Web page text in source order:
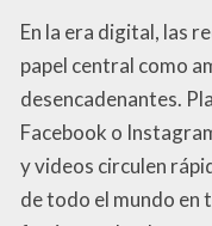
En la era digital, las
papel central como
desencadenantes.
Facebook o
y videos circulen
de todo el mundo en